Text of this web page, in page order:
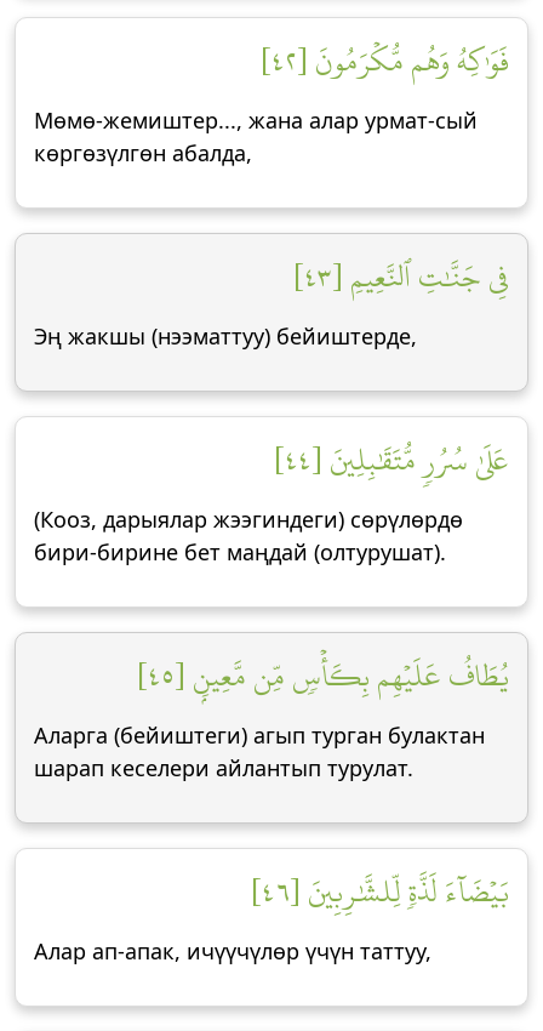
فَوَٰكِهُ وَهُم مُّكۡرَمُونَ [٤٢]
Мөмө-жемиштер..., жана алар урмат-сый
көргөзүлгөн абалда,
فِي جَنَّٰتِ ٱلنَّعِيمِ [٤٣]
Эң жакшы (нээматтуу) бейиштерде,
عَلَىٰ سُرُرٖ مُّتَقَٰبِلِينَ [٤٤]
(Кооз, дарыялар жээгиндеги) сөрүлөрдө
бири-бирине бет маңдай (олтурушат).
يُطَافُ عَلَيۡهِم بِكَأۡسٖ مِّن مَّعِينِۭ [٤٥]
Аларга (бейиштеги) агып турган булактан
шарап кеселери айлантып турулат.
بَيۡضَآءَ لَذَّةٖ لِّلشَّٰرِبِينَ [٤٦]
Алар ап-апак, ичүүчүлөр үчүн таттуу,